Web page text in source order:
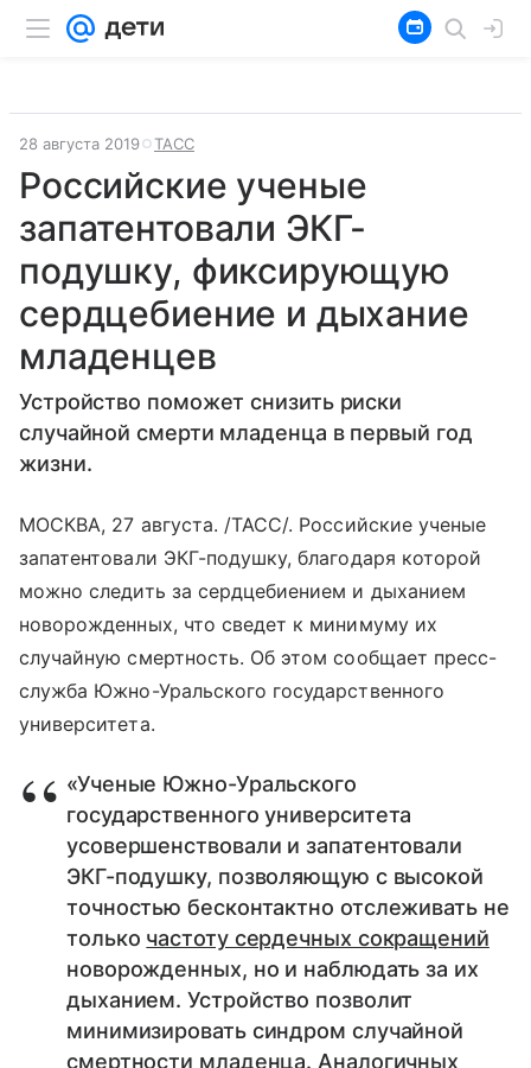
28 августа 2019 ТАСС
Российские ученые
запатентовали ЭКГ-
подушку, фиксирующую
сердцебиение и дыхание
младенцев
Устройство поможет снизить риски
случайной смерти младенца в первый год
жизни.
МОСКВА, 27 августа. /ТАСС/. Российские ученые
запатентовали ЭКГ-подушку, благодаря которой
можно следить за сердцебиением и дыханием
новорожденных, что сведет к минимуму их
случайную смертность. Об этом сообщает пресс-
служба Южно-Уральского государственного
университета.
«Ученые Южно-Уральского
государственного университета
усовершенствовали и запатентовали
ЭКГ-подушку, позволяющую с высокой
точностью бесконтактно отслеживать не
только частоту сердечных сокращений
новорожденных, но и наблюдать за их
дыханием. Устройство позволит
минимизировать синдром случайной
смертности младенца. Аналогичных